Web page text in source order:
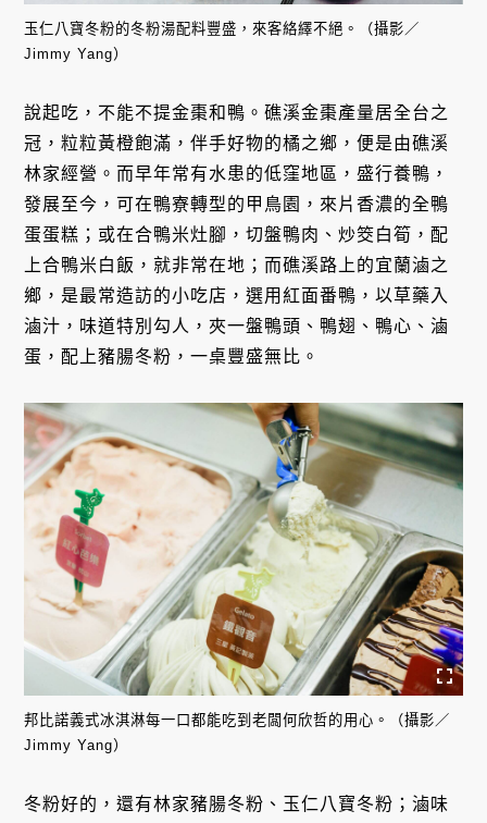
玉仁八寶冬粉的冬粉湯配料豐盛，來客絡繹不絕。（攝影／
Jimmy Yang）
說起吃，不能不提金棗和鴨。礁溪金棗產量居全台之
冠，粒粒黃橙飽滿，伴手好物的橘之鄉，便是由礁溪
林家經營。而早年常有水患的低窪地區，盛行養鴨，
發展至今，可在鴨寮轉型的甲鳥園，來片香濃的全鴨
蛋蛋糕；或在合鴨米灶腳，切盤鴨肉、炒筊白筍，配
上合鴨米白飯，就非常在地；而礁溪路上的宜蘭滷之
鄉，是最常造訪的小吃店，選用紅面番鴨，以草藥入
滷汁，味道特別勾人，夾一盤鴨頭、鴨翅、鴨心、滷
蛋，配上豬腸冬粉，一桌豐盛無比。
邦比諾義式冰淇淋每一口都能吃到老闆何欣哲的用心。（攝影／
Jimmy Yang）
冬粉好的，還有林家豬腸冬粉、玉仁八寶冬粉；滷味